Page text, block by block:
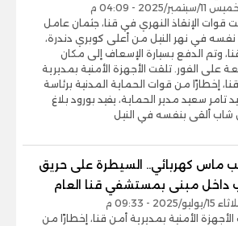
سبتمبر/2025 - 04:09 م
قوات الإنقاذ النهري في قنا، جثمان عامل
نفسه في نهر النيل من أعلى كوبري دندرة،
وتم الدفع بسيارة الإسعاف إلى مكان
على الفور. تلقت الأجهزة الأمنية بمديرية
إخطارًا من قوات الحماية المدنية برئاسة
تامر سعيد مدير الحماية، يفيد بورود بلاغ
شاب ألقى بنفسه في النيل
ماس كهربائي.. السيطرة على حريق
داخل مبنى بمستشفي قنا العام
يوليو/2025 - 09:33 م
الأمنية بمديرية أمن قنا، إخطارًا من